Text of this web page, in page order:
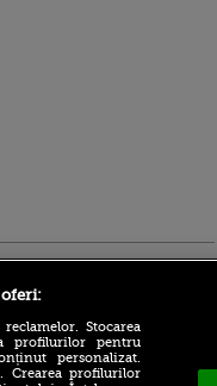
Stocarea
profilurilor pentru
personalizat.
Crearea profilurilor